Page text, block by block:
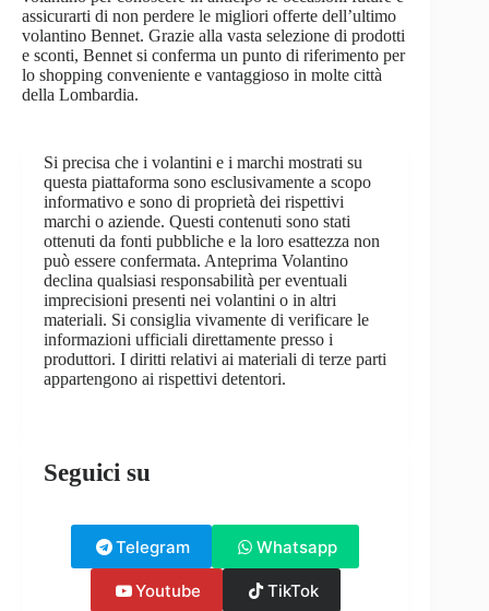
assicurarti di non perdere le migliori offerte dell’ultimo
volantino Bennet. Grazie alla vasta selezione di prodotti
e sconti, Bennet si conferma un punto di riferimento per
lo shopping conveniente e vantaggioso in molte città
della Lombardia.
Si precisa che i volantini e i marchi mostrati su
questa piattaforma sono esclusivamente a scopo
informativo e sono di proprietà dei rispettivi
marchi o aziende. Questi contenuti sono stati
ottenuti da fonti pubbliche e la loro esattezza non
può essere confermata. Anteprima Volantino
declina qualsiasi responsabilità per eventuali
imprecisioni presenti nei volantini o in altri
materiali. Si consiglia vivamente di verificare le
informazioni ufficiali direttamente presso i
produttori. I diritti relativi ai materiali di terze parti
appartengono ai rispettivi detentori.
Seguici su
Telegram Whatsapp
Youtube TikTok